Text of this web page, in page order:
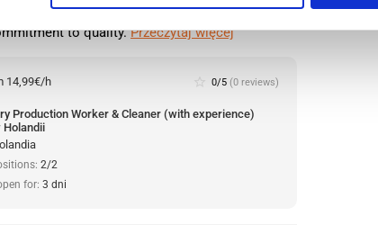
The company is renowned for its high
to quality.Przeczytaj więcej
14,99€/h star_border 0/5 (0 reviews)
Production Worker & Cleaner (with experience)
Holandii
2/2
for: 3 dni